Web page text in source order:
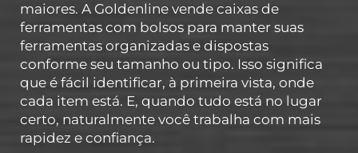
maiores. A Goldenline vende caixas de
ferramentas com bolsos para manter suas
ferramentas organizadas e dispostas
conforme seu tamanho ou tipo. Isso significa
que é fácil identificar, à primeira vista, onde
cada item está. E, quando tudo está no lugar
certo, naturalmente você trabalha com mais
rapidez e confiança.